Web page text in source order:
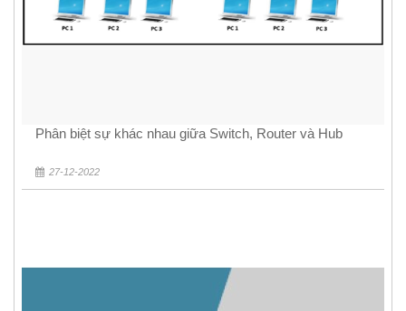
Phân biệt sự khác nhau giữa Switch, Router và Hub
27-12-2022